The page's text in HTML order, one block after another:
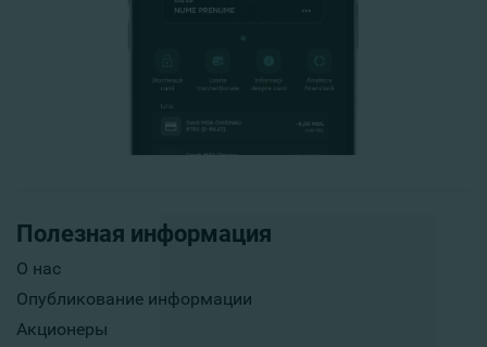
Полезная информация
О нас
Опубликование информации
Акционеры